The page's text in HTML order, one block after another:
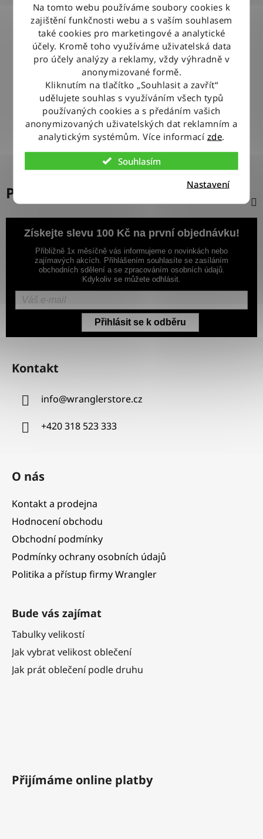
Na tomto webu používáme soubory cookies k
zajištění funkčnosti webu a s vaším souhlasem
také cookies pro marketingové a analytické
účely. Kromě toho využíváme uživatelská data
pro účely analýzy a reklamy, vždy výhradně v
anonymizované formě.
Kliknutím na tlačítko „Souhlasit a zavřít“
udělujete souhlas s využíváním všech typů
používaných cookies a s předáním vašich
anonymizovaných uživatelských dat reklamním a
analytickým systémům. Více informací zde.
Souhlasím
Nastavení
BLESKOVÉ DORUČENÍ
Objednávky odesíláme každý pracovní den do 12:00
100% ZBOŽÍ SKLADEM
Veškeré vystavené zboží leží na našem skladě
VÝMĚNA ZBOŽÍ ZDARMA
Nevyhovující zboží zdarma vyměníme do 14 dnů od jeho
doručení
Popis
Získejte slevu 100 Kč na první objednávku!
Přibližně 1x měsíčně vás informujeme o novinkách nebo
zajímavých akcích. Přihlášením souhlasíte se zasíláním
obchodních sdělení a se zpracováním osobních údajů.
Kdykoliv se můžete odhlásit.
Přihlásit se k odběru
Z
Kontakt
info@wranglerstore.cz
+420 318 523 333
O nás
Kontakt a prodejna
Hodnocení obchodu
Obchodní podmínky
Podmínky ochrany osobních údajů
Politika a přístup firmy Wrangler
Bude vás zajímat
Tabulky velikostí
Jak vybrat velikost oblečení
Jak prát oblečení podle druhu
Přijímáme online platby